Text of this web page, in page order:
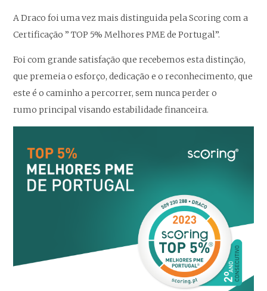
A Draco foi uma vez mais distinguida pela Scoring com a
Certificação ” TOP 5% Melhores PME de Portugal”.
Foi com grande satisfação que recebemos esta distinção,
que premeia o esforço, dedicação e o reconhecimento, que
este é o caminho a percorrer, sem nunca perder o
rumo principal visando estabilidade financeira.